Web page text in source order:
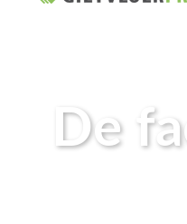
De